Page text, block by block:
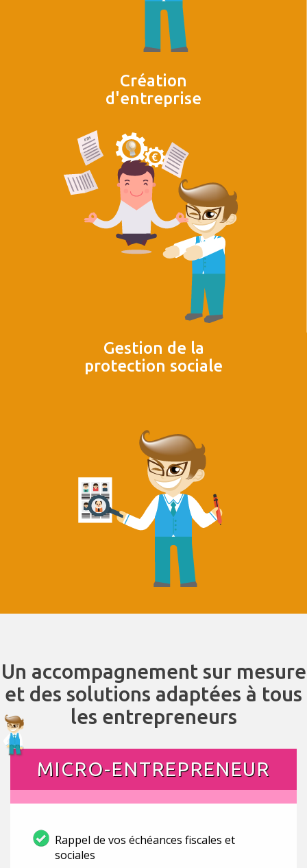
Création
d'entreprise
Gestion de la
protection sociale
Un accompagnement sur mesure
et des solutions adaptées à tous
les entrepreneurs
MICRO-ENTREPRENEUR
Rappel de vos échéances fiscales et
sociales